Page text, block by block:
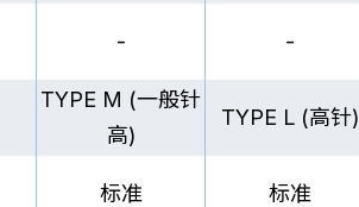
- -
TYPE M (一般针
高)
TYPE L (高针)
标准 标准